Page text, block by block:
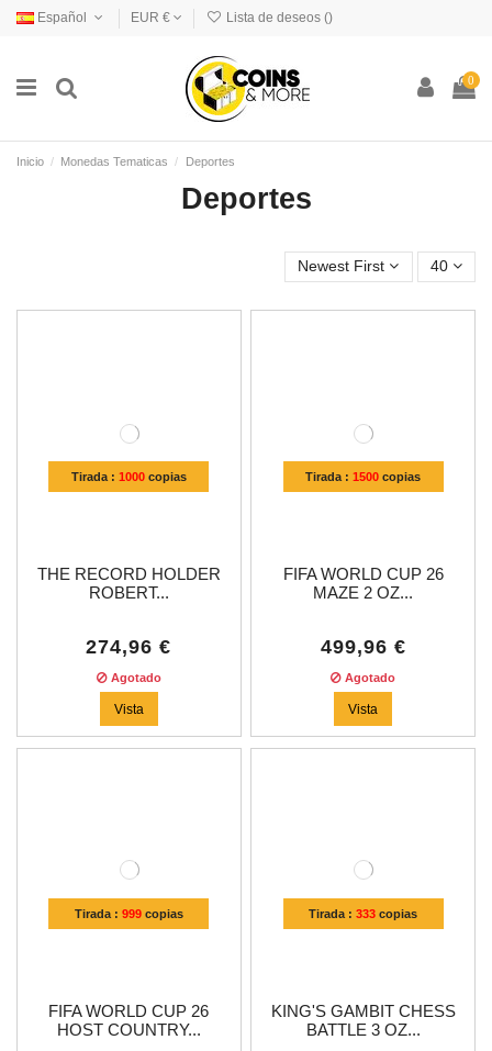
Español EUR € Lista de deseos ()
0
Inicio Monedas Tematicas Deportes
Deportes
Newest First 40
Tirada : 1000copias
THE RECORD HOLDER
ROBERT...
274,96 €
Agotado
Vista
Tirada :1500 copias
FIFA WORLD CUP 26
MAZE 2 OZ...
499,96 €
Agotado
Vista
Tirada : 999copias
FIFA WORLD CUP 26
HOST COUNTRY...
Tirada :333 copias
KING'S GAMBIT CHESS
BATTLE 3 OZ...